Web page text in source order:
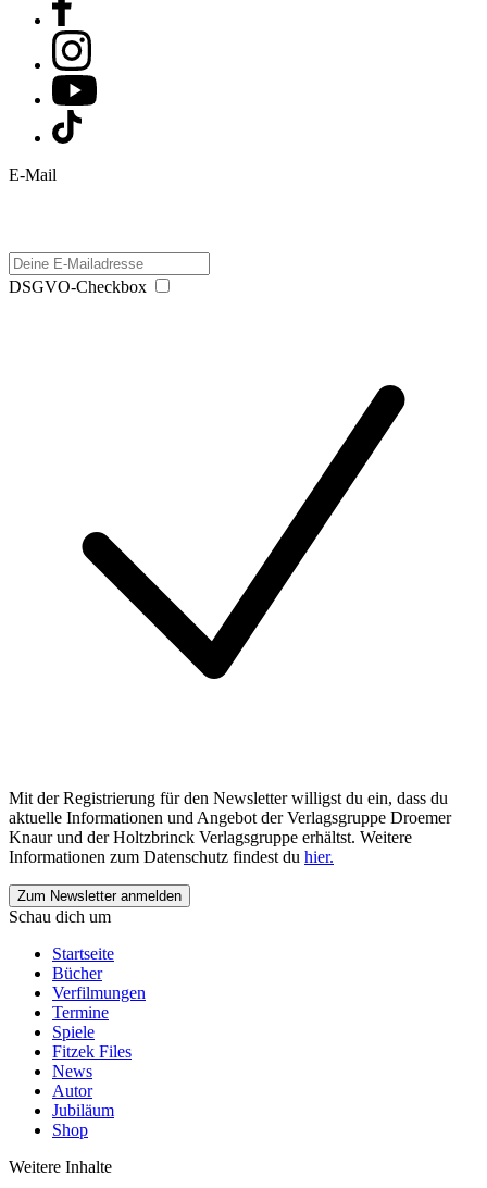
E-Mail
DSGVO-Checkbox
Mit der Registrierung für den Newsletter willigst du ein, dass du
aktuelle Informationen und Angebot der Verlagsgruppe Droemer
Knaur und der Holtzbrinck Verlagsgruppe erhältst. Weitere
Informationen zum Datenschutz findest du hier.
Schau dich um
Startseite
Bücher
Verfilmungen
Termine
Spiele
Fitzek Files
News
Autor
Jubiläum
Shop
Weitere Inhalte